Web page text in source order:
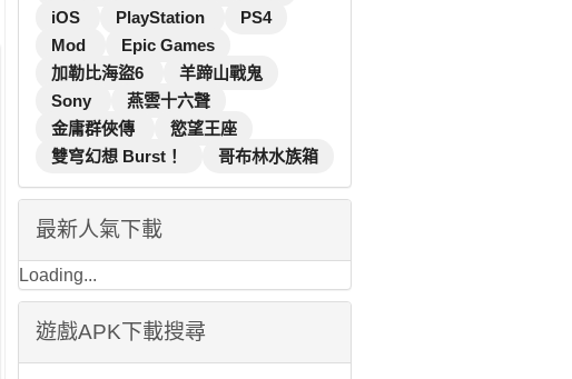
iOS
PlayStation
PS4
Mod
Epic Games
加勒比海盜6
羊蹄山戰鬼
Sony
燕雲十六聲
金庸群俠傳
慾望王座
雙穹幻想 Burst！
哥布林水族箱
最新人氣下載
Loading...
遊戲APK下載搜尋